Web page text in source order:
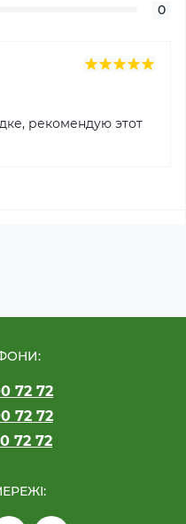
0
рекомендую этот
72 72
72 72
72 72